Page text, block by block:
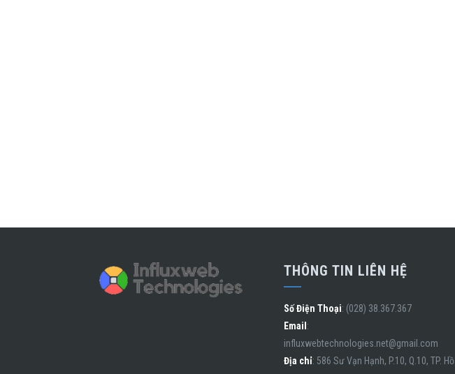
THÔNG TIN LIÊN HỆ
Số Điện Thoại: (028) 38.367.367
Email :
influxwebtechnologies.net@gmail.com
Địa chỉ: 586 Sư Vạn Hạnh, P.10, Q.10, TP. Hồ